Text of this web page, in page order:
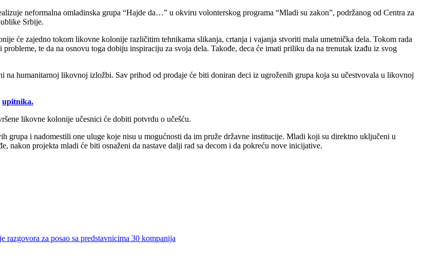
neformalna omladinska grupa “Hajde da…” u okviru volonterskog programa “Mladi su zakon”, podržanog od Centra za
Srbije.
će zajedno tokom likovne kolonije različitim tehnikama slikanja, crtanja i vajanja stvoriti mala umetnička dela. Tokom rada
te da na osnovu toga dobiju inspiraciju za svoja dela. Takođe, deca će imati priliku da na trenutak izađu iz svog
humanitarnoj likovnoj izložbi. Sav prihod od prodaje će biti doniran deci iz ugroženih grupa koja su učestvovala u likovnoj
upitnika.
likovne kolonije učesnici će dobiti potvrdu o učešću.
grupa i nadomestili one uluge koje nisu u mogućnosti da im pruže državne institucije. Mladi koji su direktno uključeni u
nakon projekta mladi će biti osnaženi da nastave dalji rad sa decom i da pokreću nove inicijative.
za posao sa predstavnicima 30 kompanija